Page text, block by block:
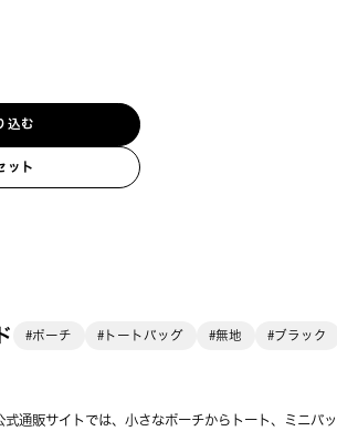
込む
ット
#ポーチ #トートバッグ #無地 #ブラック
式通販サイトでは、小さなポーチからトート、ミニバ